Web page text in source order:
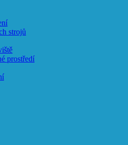
strojů
prostředí